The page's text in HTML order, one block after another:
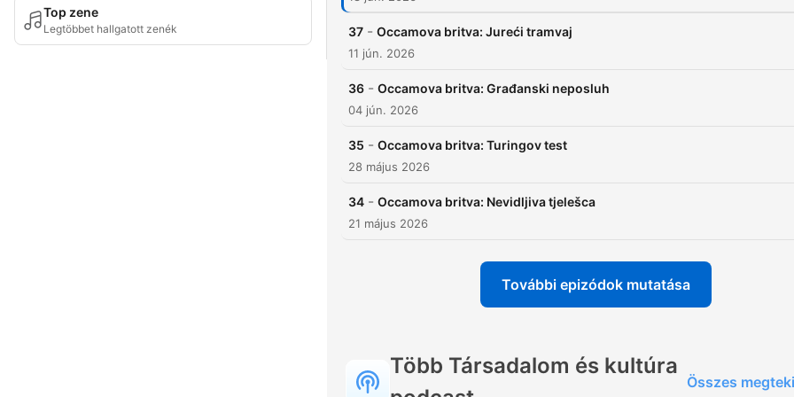
Top zene
Legtöbbet hallgatott zenék 37 - Occamova britva: Jureći tramvaj
11 jún. 2026
36 - Occamova britva: Građanski neposluh
04 jún. 2026
35 - Occamova britva: Turingov test
28 május 2026
34 - Occamova britva: Nevidljiva tjelešca
21 május 2026
További epizódok mutatása
Több Társadalom és kultúra
Összes